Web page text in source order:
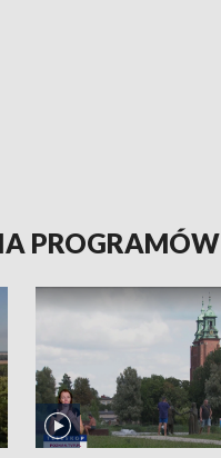
PROGRAMÓW